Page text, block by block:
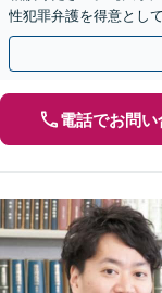
性犯罪弁護を得意とし
談交渉。少年犯罪／違
電話でお問い